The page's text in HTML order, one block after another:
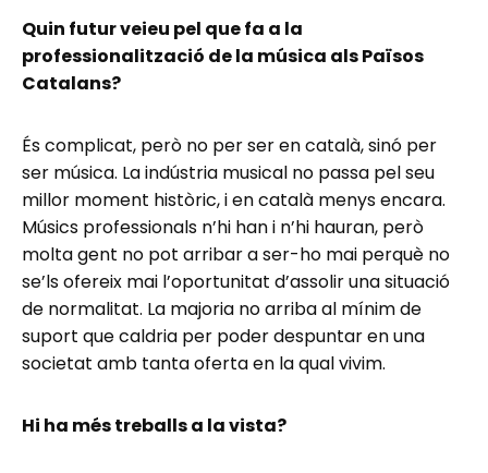
Quin futur veieu pel que fa a la
professionalització de la música als Països
Catalans?
És complicat, però no per ser en català, sinó per
ser música. La indústria musical no passa pel seu
millor moment històric, i en català menys encara.
Músics professionals n’hi han i n’hi hauran, però
molta gent no pot arribar a ser-ho mai perquè no
se’ls ofereix mai l’oportunitat d’assolir una situació
de normalitat. La majoria no arriba al mínim de
suport que caldria per poder despuntar en una
societat amb tanta oferta en la qual vivim.
Hi ha més treballs a la vista?